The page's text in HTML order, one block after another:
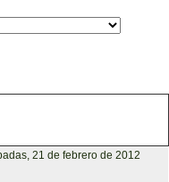
21 de febrero de 2012